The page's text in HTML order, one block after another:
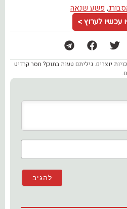
, פשע שנאה
עכשיו לערוץ >
יוצרים. גיליתם טעות בתוכן? חסר קרדיט